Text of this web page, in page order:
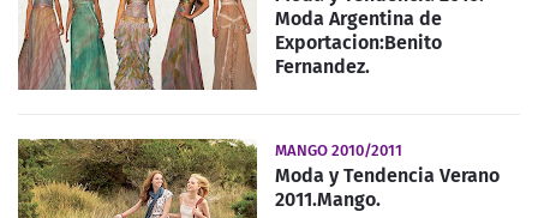
Moda Argentina de
Exportacion:Benito
Fernandez.
MANGO 2010/2011
Moda y Tendencia Verano
2011.Mango.